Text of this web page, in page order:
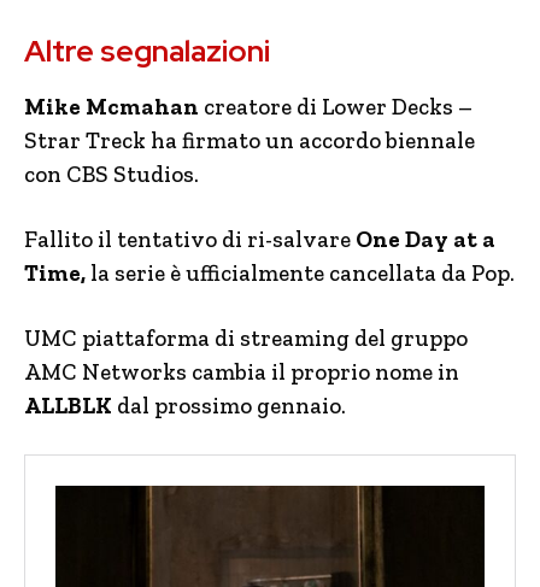
Altre segnalazioni
Mike Mcmahan creatore di Lower Decks –
Strar Treck ha firmato un accordo biennale
con CBS Studios.
Fallito il tentativo di ri-salvare One Day at a
Time, la serie è ufficialmente cancellata da Pop.
UMC piattaforma di streaming del gruppo
AMC Networks cambia il proprio nome in
ALLBLK dal prossimo gennaio.